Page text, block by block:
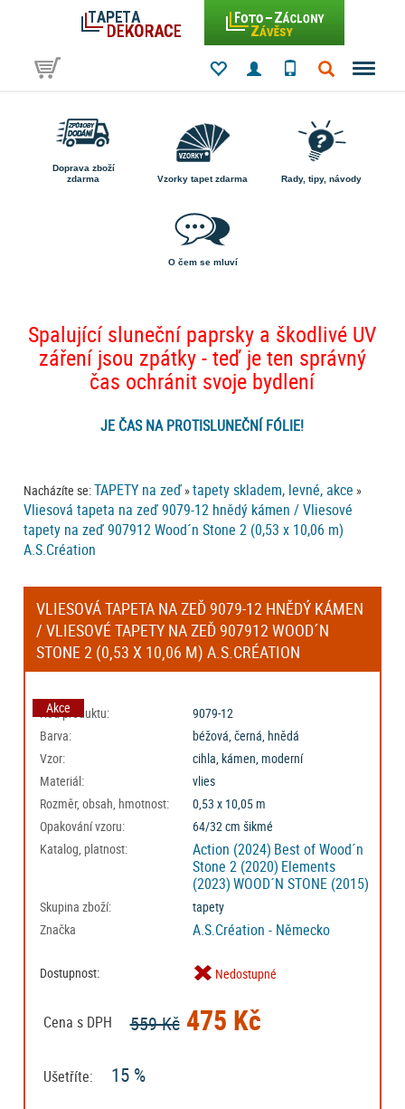
Doprava zboží
zdarma
Vzorky tapet zdarma Rady, tipy, návody
O čem se mluví
Spalující sluneční paprsky a škodlivé UV
záření jsou zpátky - teď je ten správný
čas ochránit svoje bydlení
JE ČAS NA PROTISLUNEČNÍ FÓLIE!
Nacházíte se:TAPETY na zeď »tapety skladem, levné, akce »
Vliesová tapeta na zeď 9079-12 hnědý kámen / Vliesové
tapety na zeď 907912 Wood´n Stone 2 (0,53 x 10,06 m)
A.S.Création
VLIESOVÁ TAPETA NA ZEĎ 9079-12 HNĚDÝ KÁMEN
/ VLIESOVÉ TAPETY NA ZEĎ 907912 WOOD´N
STONE 2 (0,53 X 10,06 M) A.S.CRÉATION
Akce
Kód produktu:
9079-12
Barva:
béžová, černá, hnědá
Vzor:
cihla, kámen, moderní
Materiál:
vlies
Rozměr, obsah, hmotnost:
0,53 x 10,05 m
Opakování vzoru:
64/32 cm šikmé
Katalog, platnost:
Action (2024) Best of Wood´n
Stone 2 (2020) Elements
(2023) WOOD´N STONE (2015)
Skupina zboží:
tapety
Značka
A.S.Création - Německo
Dostupnost: Nedostupné
Cena s DPH 559 Kč475 Kč
Ušetříte: 15 %